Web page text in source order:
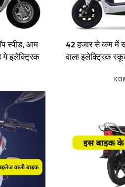
स्पीड, आम
इलेक्ट्रिक
₹42 हजार से कम में
वाला इलेक्ट्रिक